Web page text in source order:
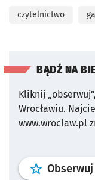
czytelnictwo
BĄDŹ NA
Kliknij
Wrocławiu.
www.wroclaw.pl
Obserwuj